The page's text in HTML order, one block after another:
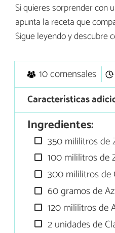
Si quieres sorprender con
apunta la receta que
Sigue leyendo y descubre
10 comensales
Características
Ingredientes:
350 mililitros de
100 mililitros de
300 mililitros de
60 gramos de
120 mililitros de
2 unidades de